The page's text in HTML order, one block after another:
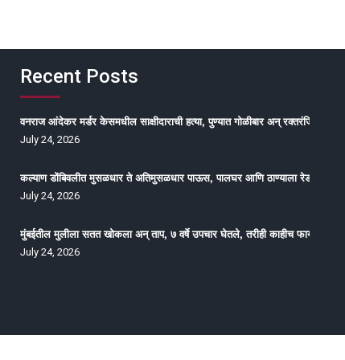
Recent Posts
वनराज आंदेकर मर्डर केसमधील साक्षीदाराची हत्या, पुण्यात गोळीबार अन् रक्तरंजित थरार
July 24, 2026
कल्याण डोंबिवलीत मुसळधार ते अतिमुसळधार पाऊस, पालघर आणि ठाण्याला रेड अलर्ट,
July 24, 2026
मुंबईतील मुलीला सतत खोकला अन् ताप, ७ वर्षे उपचार घेतले, तरीही काहीच फायदा
July 24, 2026